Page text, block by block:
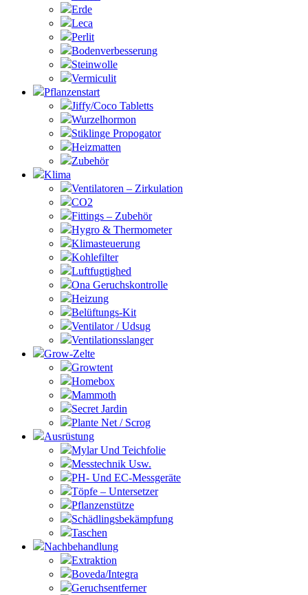
Erde
Leca
Perlit
Bodenverbesserung
Steinwolle
Vermiculit
Pflanzenstart
Jiffy/Coco Tabletts
Wurzelhormon
Stiklinge Propogator
Heizmatten
Zubehör
Klima
Ventilatoren – Zirkulation
CO2
Fittings – Zubehör
Hygro & Thermometer
Klimasteuerung
Kohlefilter
Luftfugtighed
Ona Geruchskontrolle
Heizung
Belüftungs-Kit
Ventilator / Udsug
Ventilationsslanger
Grow-Zelte
Growtent
Homebox
Mammoth
Secret Jardin
Plante Net / Scrog
Ausrüstung
Mylar Und Teichfolie
Messtechnik Usw.
PH- Und EC-Messgeräte
Töpfe – Untersetzer
Pflanzenstütze
Schädlingsbekämpfung
Taschen
Nachbehandlung
Extraktion
Boveda/Integra
Geruchsentferner